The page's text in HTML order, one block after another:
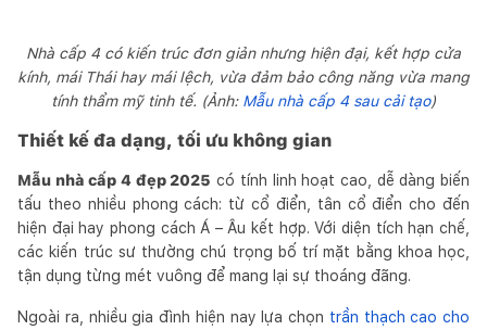
Nhà cấp 4 có kiến trúc đơn giản nhưng hiện đại, kết hợp cửa
kính, mái Thái hay mái lệch, vừa đảm bảo công năng vừa mang
tính thẩm mỹ tinh tế. (Ảnh: Mẫu nhà cấp 4 sau cải tạo)
Thiết kế đa dạng, tối ưu không gian
Mẫu nhà cấp 4 đẹp 2025 có tính linh hoạt cao, dễ dàng biến
tấu theo nhiều phong cách: từ cổ điển, tân cổ điển cho đến
hiện đại hay phong cách Á – Âu kết hợp. Với diện tích hạn chế,
các kiến trúc sư thường chú trọng bố trí mặt bằng khoa học,
tận dụng từng mét vuông để mang lại sự thoáng đãng.
Ngoài ra, nhiều gia đình hiện nay lựa chọn trần thạch cao cho